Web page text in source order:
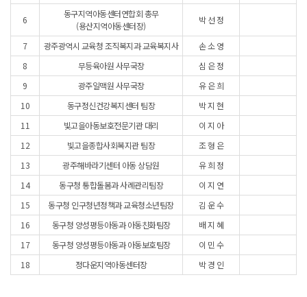
6
동구지역아동센터연합회 총무
(용산지역아동센터장)
박 선 정
7 광주광역시 교육청 조직복지과 교육복지사
손 소 영
8
무등육아원 사무국장
심 은 정
9
광주일맥원 사무국장
유 은 희
10
동구정신건강복지센터 팀장
박 지 현
11
빛고을아동보호전문기관 대리
이 지 아
12
빛고을종합사회복지관 팀장
조 형 은
13
광주해바라기센터 아동 상담원
유 희 정
14
동구청 통합돌봄과 사례관리팀장
이 지 연
15
동구청 인구청년정책과 교육청소년팀장
김 운 수
16
동구청 양성평등아동과 아동친화팀장
배 지 혜
17
동구청 양성평등아동과 아동보호팀장
이 민 수
18
정다운지역아동센터장 박 경 인